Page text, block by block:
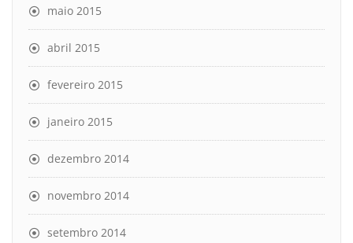
maio 2015
abril 2015
fevereiro 2015
janeiro 2015
dezembro 2014
novembro 2014
setembro 2014